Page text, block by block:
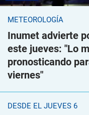
METEOROLOGÍA
Inumet advierte
este jueves: "Lo
pronosticando
viernes"
DESDE EL JUEVES 6